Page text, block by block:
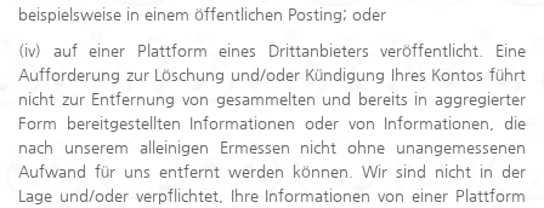
beispielsweise in einem öffentlichen Posting; oder
(iv) auf einer Plattform eines Drittanbieters veröffentlicht. Eine
Aufforderung zur Löschung und/oder Kündigung Ihres Kontos führt
nicht zur Entfernung von gesammelten und bereits in aggregierter
Form bereitgestellten Informationen oder von Informationen, die
nach unserem alleinigen Ermessen nicht ohne unangemessenen
Aufwand für uns entfernt werden können. Wir sind nicht in der
Lage und/oder verpflichtet, Ihre Informationen von einer Plattform